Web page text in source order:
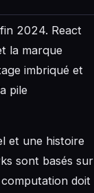
2024. React
la marque
imbriqué et
pile
et une histoire
sont basés sur
doit